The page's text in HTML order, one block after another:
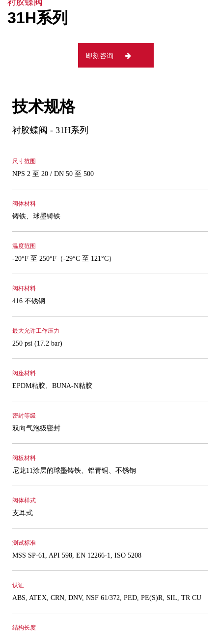
衬胶蝶阀
31H系列
即刻咨询
技术规格
衬胶蝶阀 - 31H系列
尺寸范围
NPS 2 至 20 / DN 50 至 500
阀体材料
铸铁、球墨铸铁
温度范围
-20°F 至 250°F（-29°C 至 121°C）
阀杆材料
416 不锈钢
最大允许工作压力
250 psi (17.2 bar)
阀座材料
EPDM粘胶、BUNA-N粘胶
密封等级
双向气泡级密封
阀板材料
尼龙11涂层的球墨铸铁、铝青铜、不锈钢
阀体样式
支耳式
测试标准
MSS SP-61, API 598, EN 12266-1, ISO 5208
认证
ABS, ATEX, CRN, DNV, NSF 61/372, PED, PE(S)R, SIL, TR CU
结构长度